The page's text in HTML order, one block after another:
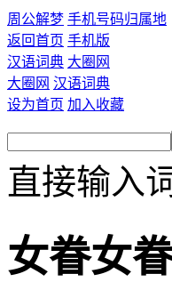
周公解梦 手机号码归属地
返回首页 手机版
汉语词典 大圈网
大圈网 汉语词典
设为首页 加入收藏
直接输入
女眷女